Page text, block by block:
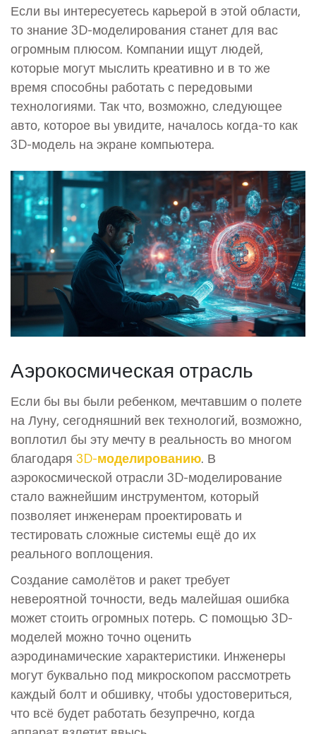
Если вы интересуетесь карьерой в этой области,
то знание 3D-моделирования станет для вас
огромным плюсом. Компании ищут людей,
которые могут мыслить креативно и в то же
время способны работать с передовыми
технологиями. Так что, возможно, следующее
авто, которое вы увидите, началось когда-то как
3D-модель на экране компьютера.
Аэрокосмическая отрасль
Если бы вы были ребенком, мечтавшим о полете
на Луну, сегодняшний век технологий, возможно,
воплотил бы эту мечту в реальность во многом
благодаря 3D-моделированию. В
аэрокосмической отрасли 3D-моделирование
стало важнейшим инструментом, который
позволяет инженерам проектировать и
тестировать сложные системы ещё до их
реального воплощения.
Создание самолётов и ракет требует
невероятной точности, ведь малейшая ошибка
может стоить огромных потерь. С помощью 3D-
моделей можно точно оценить
аэродинамические характеристики. Инженеры
могут буквально под микроскопом рассмотреть
каждый болт и обшивку, чтобы удостовериться,
что всё будет работать безупречно, когда